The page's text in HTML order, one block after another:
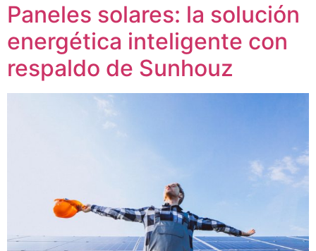
Paneles solares: la solución
energética inteligente con
respaldo de Sunhouz